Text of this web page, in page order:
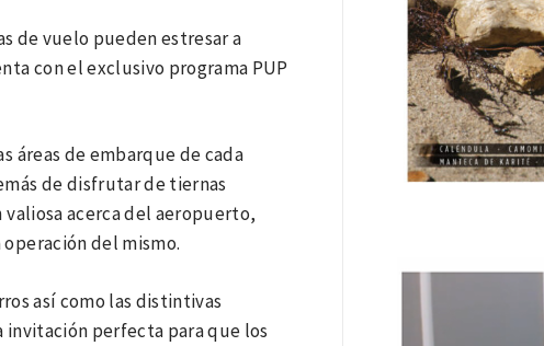
de vuelo pueden estresar a
con el exclusivo programa PUP
áreas de embarque de cada
de disfrutar de tiernas
acerca del aeropuerto,
del mismo.
así como las distintivas
invitación perfecta para que los